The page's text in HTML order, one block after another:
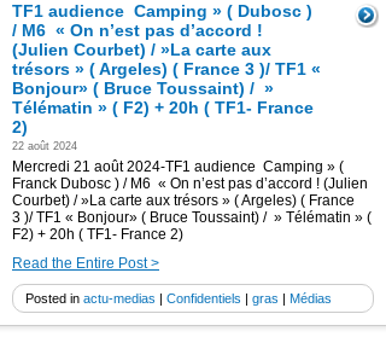
TF1 audience Camping » ( Dubosc )
/ M6 « On n’est pas d’accord !
(Julien Courbet) / »La carte aux
trésors » ( Argeles) ( France 3 )/ TF1 «
Bonjour» ( Bruce Toussaint) / »
Télématin » ( F2) + 20h ( TF1- France
2)
22 août 2024
Mercredi 21 août 2024-TF1 audience Camping » (
Franck Dubosc ) / M6 « On n’est pas d’accord ! (Julien
Courbet) / »La carte aux trésors » ( Argeles) ( France
3 )/ TF1 « Bonjour» ( Bruce Toussaint) / » Télématin » (
F2) + 20h ( TF1- France 2)
Read the Entire Post >
Posted in actu-medias | Confidentiels | gras | Médias